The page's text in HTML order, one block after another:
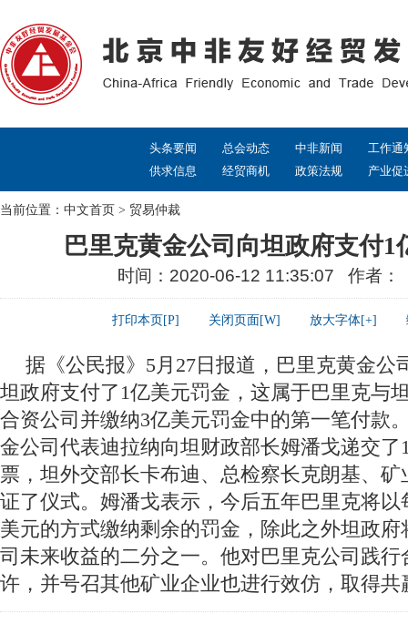
头条要闻 总会动态 中非新闻
工作通
供求信息
经贸商机 政策法规 产业促
当前位置： 中文首页 > 贸易仲裁
巴里克黄金公司向坦政府支付1
时间：2020-06-12 11:35:07 作者
打印本页[P] 关闭页面[W] 放大字体[+]
据《公民报》5月27日报道，巴里克黄金公
坦政府支付了1亿美元罚金，这属于巴里克与
合资公司并缴纳3亿美元罚金中的第一笔付款
金公司代表迪拉纳向坦财政部长姆潘戈递交了
票，坦外交部长卡布迪、总检察长克朗基、
证了仪式。姆潘戈表示，今后五年巴里克将以
美元的方式缴纳剩余的罚金，除此之外坦政府
司未来收益的二分之一。他对巴里克公司践
许，并号召其他矿业企业也进行效仿，取得共